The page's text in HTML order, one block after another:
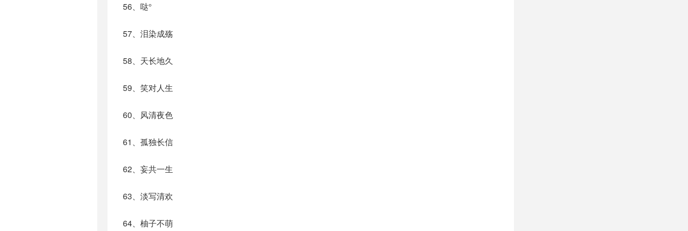
56、哒°
57、泪染成殇
58、天长地久
59、笑对人生
60、风清夜色
61、孤独长信
62、妄共一生
63、淡写清欢
64、柚子不萌